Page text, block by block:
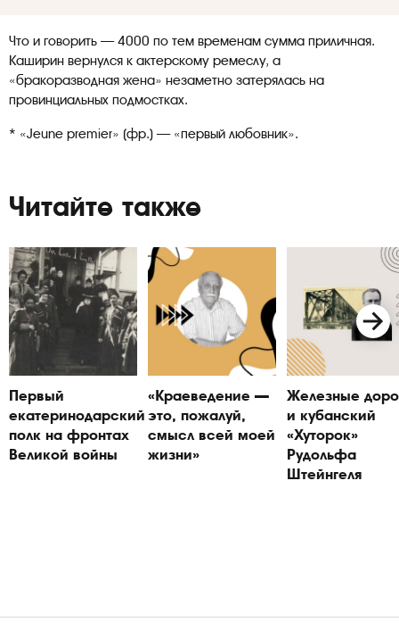
Что и говорить — 4000 по тем временам сумма приличная.
Каширин вернулся к актерскому ремеслу, а
«бракоразводная жена» незаметно затерялась на
провинциальных подмостках.
* «Jeune premier» (фр.) — «первый любовник».
Читайте также
Первый
екатеринодарский
полк на фронтах
Великой войны
«Краеведение —
это, пожалуй,
смысл всей моей
жизни»
Железные
и кубанский
«Хуторок»
Рудольфа
Штейнгеля